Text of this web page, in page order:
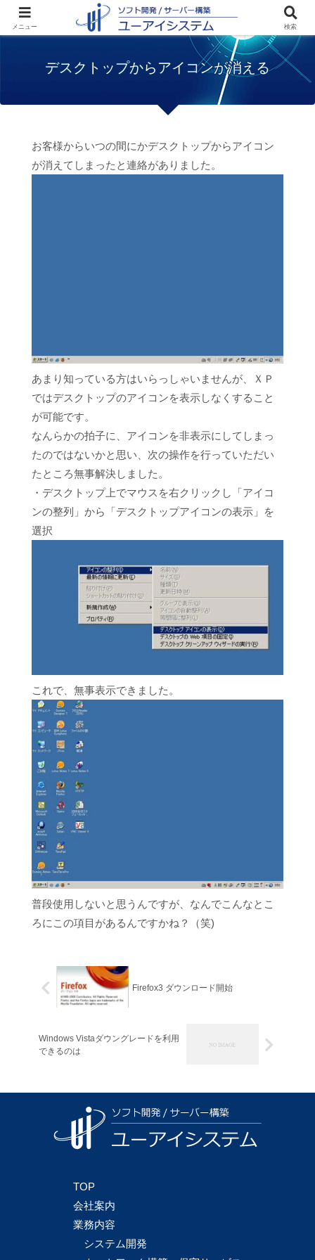
トラブル
デスクトップからアイコ
ンが消える
デスクトップからアイコンが消える
お客様からいつの間にかデスクトップからアイコン
が消えてしまったと連絡がありました。
あまり知っている方はいらっしゃいませんが、ＸＰ
ではデスクトップのアイコンを表示しなくすること
が可能です。
なんらかの拍子に、アイコンを非表示にしてしまっ
たのではないかと思い、次の操作を行っていただい
たところ無事解決しました。
・デスクトップ上でマウスを右クリックし「アイコ
ンの整列」から「デスクトップアイコンの表示」を
選択
これで、無事表示できました。
普段使用しないと思うんですが、なんでこんなとこ
ろにこの項目があるんですかね？（笑)
Firefox3 ダウンロード開始
Windows Vistaダウングレードを利用
できるのは
TOP
会社案内
業務内容
システム開発
メニュー 検索